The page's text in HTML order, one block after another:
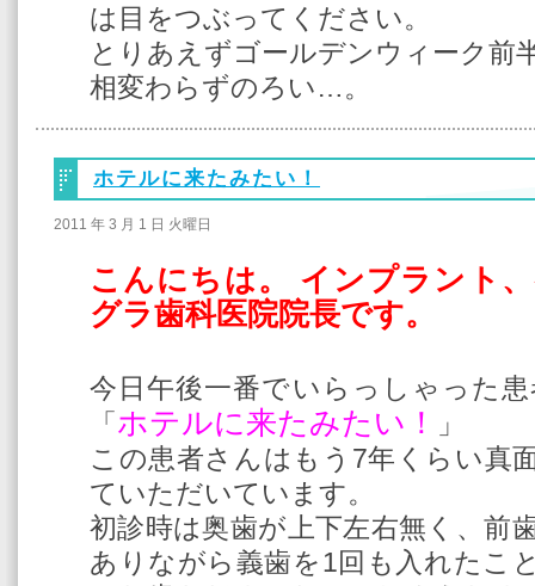
は目をつぶってください。
とりあえずゴールデンウィーク前
相変わらずのろい…。
ホテルに来たみたい！
2011 年 3 月 1 日 火曜日
こんにちは。 インプラント
グラ歯科医院院長です。
今日午後一番でいらっしゃった
「 ホテルに来たみたい！
」
この患者さんはもう7年くらい真
ていただいています。
初診時は奥歯が上下左右無く、前
ありながら義歯を1回も入れたこ